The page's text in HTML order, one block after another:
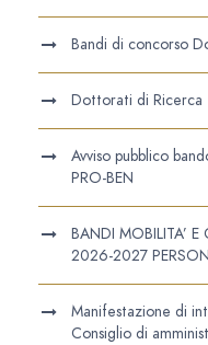
Bandi di concorso
Dottorati di Ricerca
Avviso pubblico
PRO-BEN
BANDI MOBILITA’
2026-2027
Manifestazione di
Consiglio di